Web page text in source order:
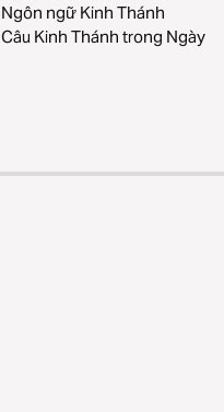
Ngôn ngữ Kinh Thánh
Câu Kinh Thánh trong Ngày